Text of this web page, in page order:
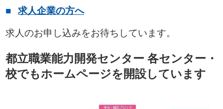
求人企業の方へ
求人のお申し込みをお待ちしています。
都立職業能力開発センター 各センター・
校でもホームページを開設しています